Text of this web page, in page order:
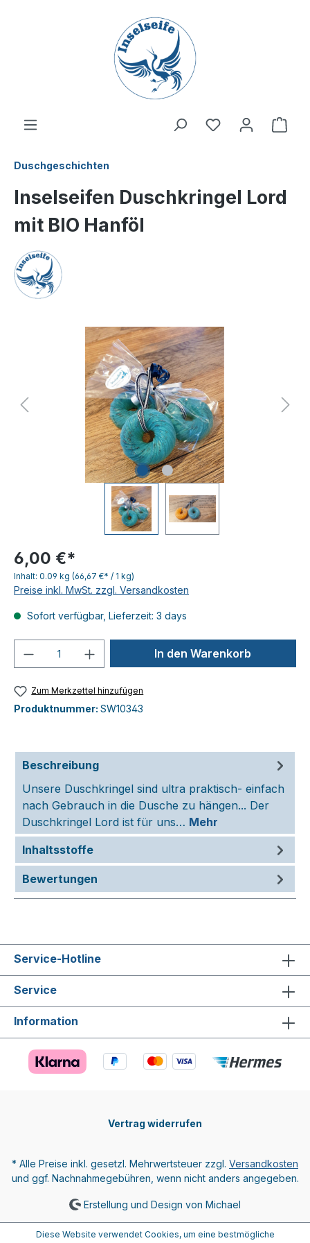
Duschgeschichten
Inselseifen Duschkringel Lord
mit BIO Hanföl
6,00 €*
Inhalt: 0.09 kg (66,67 €* / 1 kg)
Preise inkl. MwSt. zzgl. Versandkosten
Sofort verfügbar, Lieferzeit: 3 days
Produkt Anzahl: Gib denIn den Warenkorb
Zum Merkzettel hinzufügen
Produktnummer: SW10343
Beschreibung
Unsere Duschkringel sind ultra praktisch- einfach
nach Gebrauch in die Dusche zu hängen... Der
Duschkringel Lord ist für uns… Mehr
Inhaltsstoffe
Bewertungen
Service-Hotline
Service
Information
Vertrag widerrufen
* Alle Preise inkl. gesetzl. Mehrwertsteuer zzgl. Versandkosten
und ggf. Nachnahmegebühren, wenn nicht anders angegeben.
Erstellung und Design von Michael
Diese Website verwendet Cookies, um eine bestmögliche